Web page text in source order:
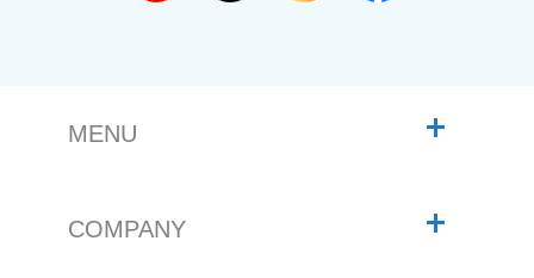
MENU
COMPANY